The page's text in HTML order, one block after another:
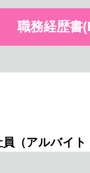
職務経歴書
員（アルバイ